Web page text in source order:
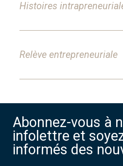
Histoires
Relève entrepreneuriale
Abonnez-vous à
infolettre et
informés des